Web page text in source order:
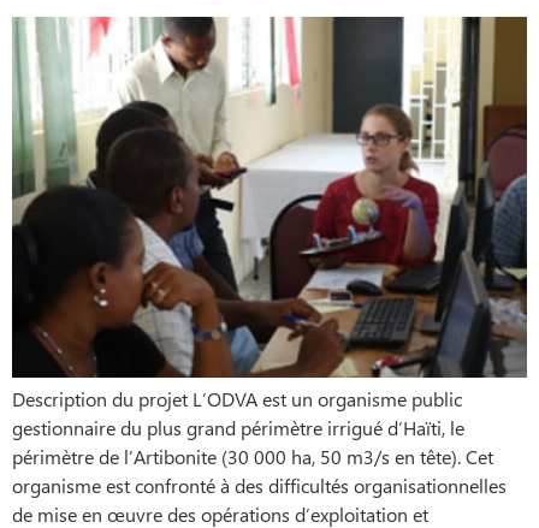
Description du projet L’ODVA est un organisme public
gestionnaire du plus grand périmètre irrigué d’Haïti, le
périmètre de l’Artibonite (30 000 ha, 50 m3/s en tête). Cet
organisme est confronté à des difficultés organisationnelles
de mise en œuvre des opérations d’exploitation et